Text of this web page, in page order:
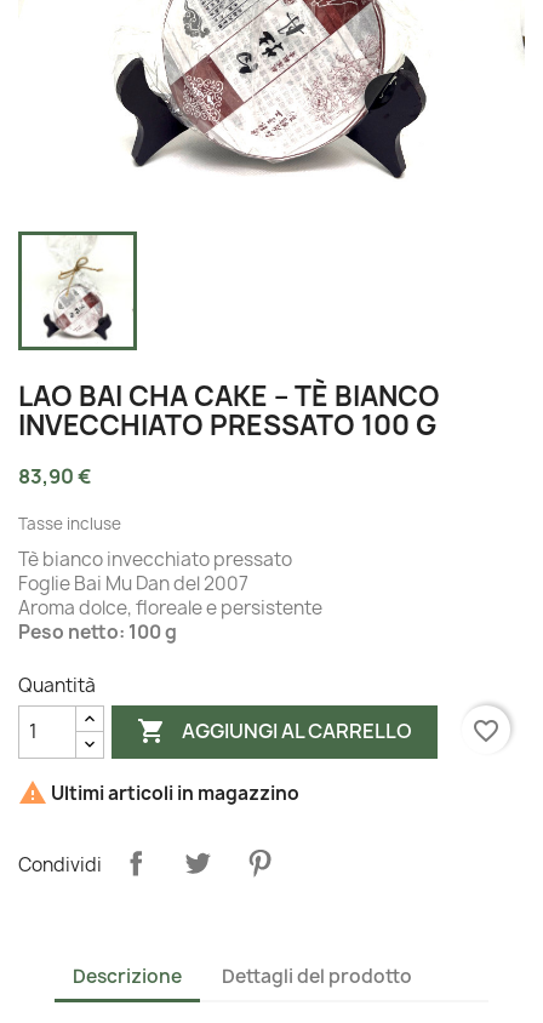
LAO BAI CHA CAKE – TÈ BIANCO
INVECCHIATO PRESSATO 100 G
83,90 €
Tasse incluse
Tè bianco invecchiato pressato
Foglie Bai Mu Dan del 2007
Aroma dolce, floreale e persistente
Peso netto: 100 g
Quantità
 AGGIUNGI AL CARRELLO favorite_border
 Ultimi articoli in magazzino
Condividi
Descrizione Dettagli del prodotto